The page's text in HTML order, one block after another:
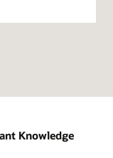
Knowledge